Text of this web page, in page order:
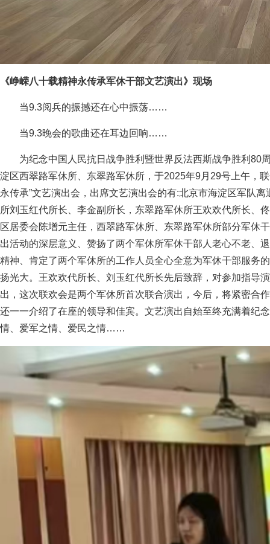
《峥嵘八十载精神永传承军休干部文艺演出》现场
当9.3阅兵的振撼还在心中振荡……
当9.3晚会的歌曲还在耳边回响……
为纪念中国人民抗日战争胜利暨世界反法西斯战争胜利80
淀区西翠路军休所、东翠路军休所，于2025年9月29号上午，
永传承”文艺演出会，出席文艺演出会的有:北京市海淀区军队
所刘玉红代所长、李金副所长，东翠路军休所王欢欢代所长、
区居委会陈增元主任，西翠路军休所、东翠路军休所部分军休
出活动的深层意义、赞扬了两个军休所军休干部人老心不老、
精神、肯定了两个军休所的工作人员全心全意为军休干部服务
扬光大。王欢欢代所长、刘玉红代所长先后致辞，对参加指导
出，这次联欢会是两个军休所首次联合演出，今后，将紧密合
还一一介绍了在座的领导和佳宾。文艺演出自始至终充满着纪
情、爱军之情、爱民之情……